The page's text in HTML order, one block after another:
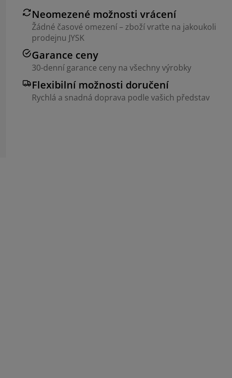
Neomezené možnosti vrácení
Žádné časové omezení – zboží vraťte na jakoukoli
prodejnu JYSK
Garance ceny
30-denní garance ceny na všechny výrobky
Flexibilní možnosti doručení
Rychlá a snadná doprava podle vašich představ